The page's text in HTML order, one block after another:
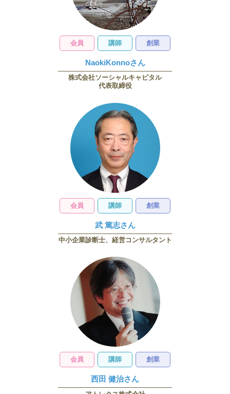
会員 講師 創業
NaokiKonnoさん
株式会社ソーシャルキャピタル
代表取締役
会員 講師 創業
武 篤志さん
中小企業診断士、経営コンサルタント
会員 講師 創業
西田 健治さん